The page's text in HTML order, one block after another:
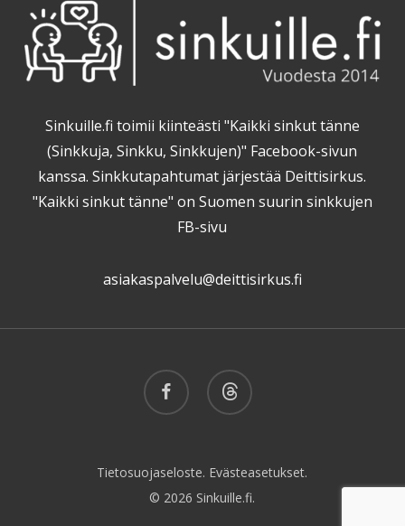
Sinkuille.fi toimii kiinteästi "Kaikki sinkut tänne
(Sinkkuja, Sinkku, Sinkkujen)" Facebook-sivun
kanssa. Sinkkutapahtumat järjestää Deittisirkus.
"Kaikki sinkut tänne" on Suomen suurin sinkkujen
FB-sivu
asiakaspalvelu@deittisirkus.fi
facebook threads
Tietosuojaseloste. Evästeasetukset.
© 2026 Sinkuille.fi.